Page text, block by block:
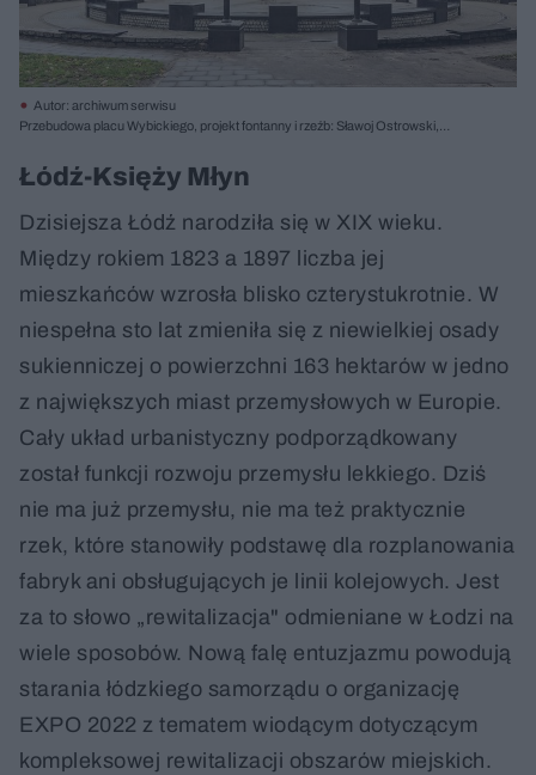
Autor: archiwum serwisu
Przebudowa placu Wybickiego, projekt fontanny i rzeźb: Sławoj Ostrowski,
bohaterów książek Güntera Grassa – Oskara Matzeratha i Tulli Pokriefke – oraz
jego samego stanęły w połowie drogi pomiędzy ul. Lelewela 13 a budynkiem
Marcin Czechowicz
Łódź-Księży Młyn
Dzisiejsza Łódź narodziła się w XIX wieku.
Między rokiem 1823 a 1897 liczba jej
mieszkańców wzrosła blisko czterystukrotnie. W
niespełna sto lat zmieniła się z niewielkiej osady
sukienniczej o powierzchni 163 hektarów w jedno
z największych miast przemysłowych w Europie.
Cały układ urbanistyczny podporządkowany
został funkcji rozwoju przemysłu lekkiego. Dziś
nie ma już przemysłu, nie ma też praktycznie
rzek, które stanowiły podstawę dla rozplanowania
fabryk ani obsługujących je linii kolejowych. Jest
za to słowo „rewitalizacja" odmieniane w Łodzi na
wiele sposobów. Nową falę entuzjazmu powodują
starania łódzkiego samorządu o organizację
EXPO 2022 z tematem wiodącym dotyczącym
kompleksowej rewitalizacji obszarów miejskich.